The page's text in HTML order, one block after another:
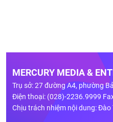
MERCURY MEDIA &
Trụ sở: 27 đường A4, phường
Điện thoại: (028)-2236.9999
Chịu trách nhiệm nội dung: Đào